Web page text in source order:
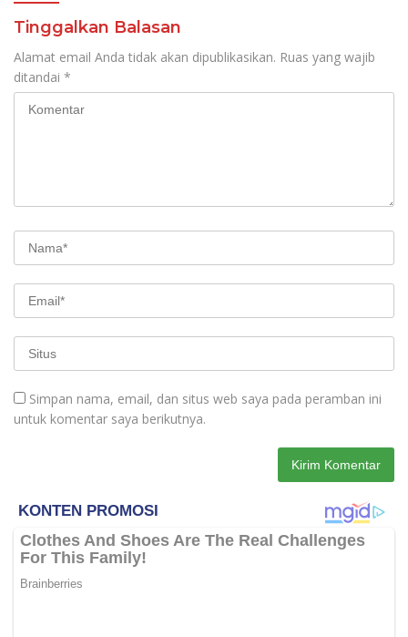
Tinggalkan Balasan
Alamat email Anda tidak akan dipublikasikan. Ruas yang wajib
ditandai *
Simpan nama, email, dan situs web saya pada peramban ini
untuk komentar saya berikutnya.